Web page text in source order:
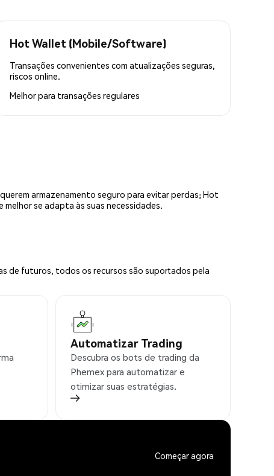
Hot Wallet (Mobile/Software)
Transações convenientes com atualizações seguras,
riscos online.
Melhor para transações regulares
armazenamento seguro para evitar perdas; Hot
se adapta às suas necessidades.
de futuros, todos os recursos são suportados pela
Automatizar Trading
Descubra os bots de trading da
Phemex para automatizar e
otimizar suas estratégias.
Começar agora